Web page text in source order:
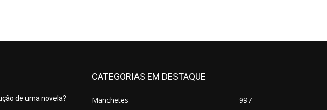
de uma novela?
CATEGORIAS EM DESTAQUE
Manchetes
997